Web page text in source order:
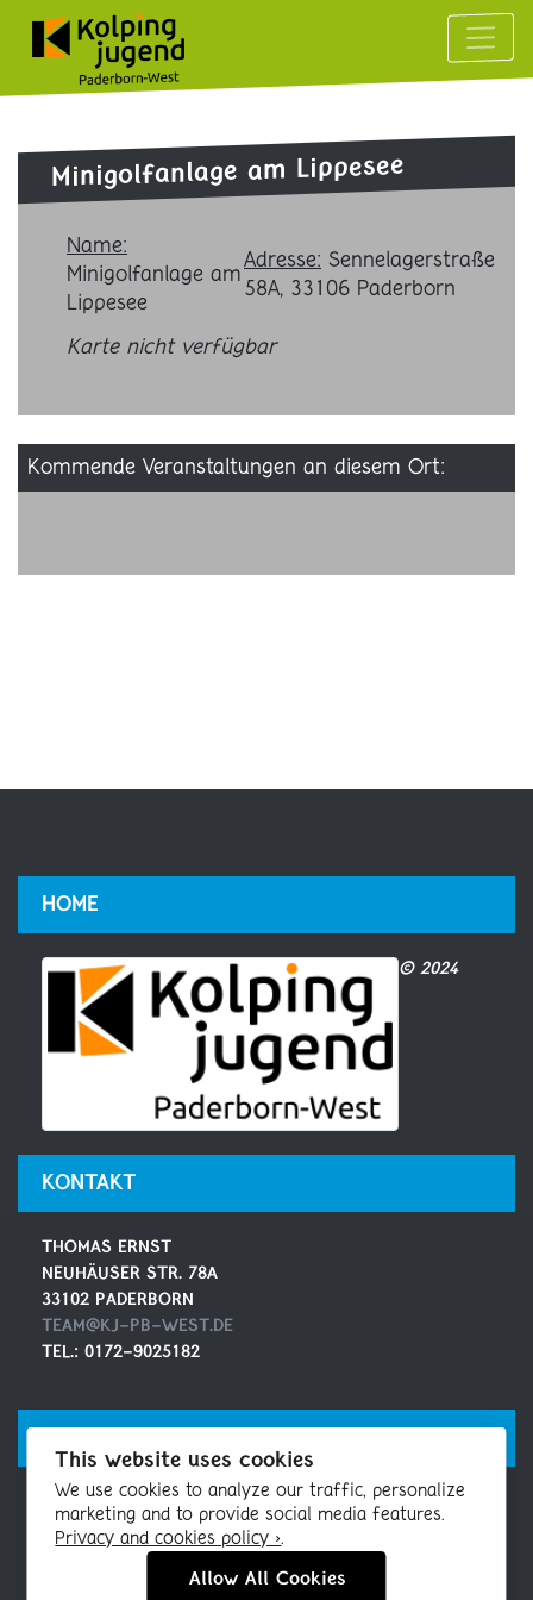
Minigolfanlage am Lippesee
Name:
Minigolfanlage am
Lippesee
Adresse: Sennelagerstraße
58A, 33106 Paderborn
Karte nicht verfügbar
Kommende Veranstaltungen an diesem Ort:
HOME
© 2024
KONTAKT
THOMAS ERNST
NEUHÄUSER STR. 78A
33102 PADERBORN
TEAM@KJ-PB-WEST.DE
TEL.: 0172-9025182
MAILINGLISTE
FACEBOOK
This website uses cookies
We use cookies to analyze our traffic, personalize
marketing and to provide social media features.
Privacy and cookies policy ›.
Allow All Cookies